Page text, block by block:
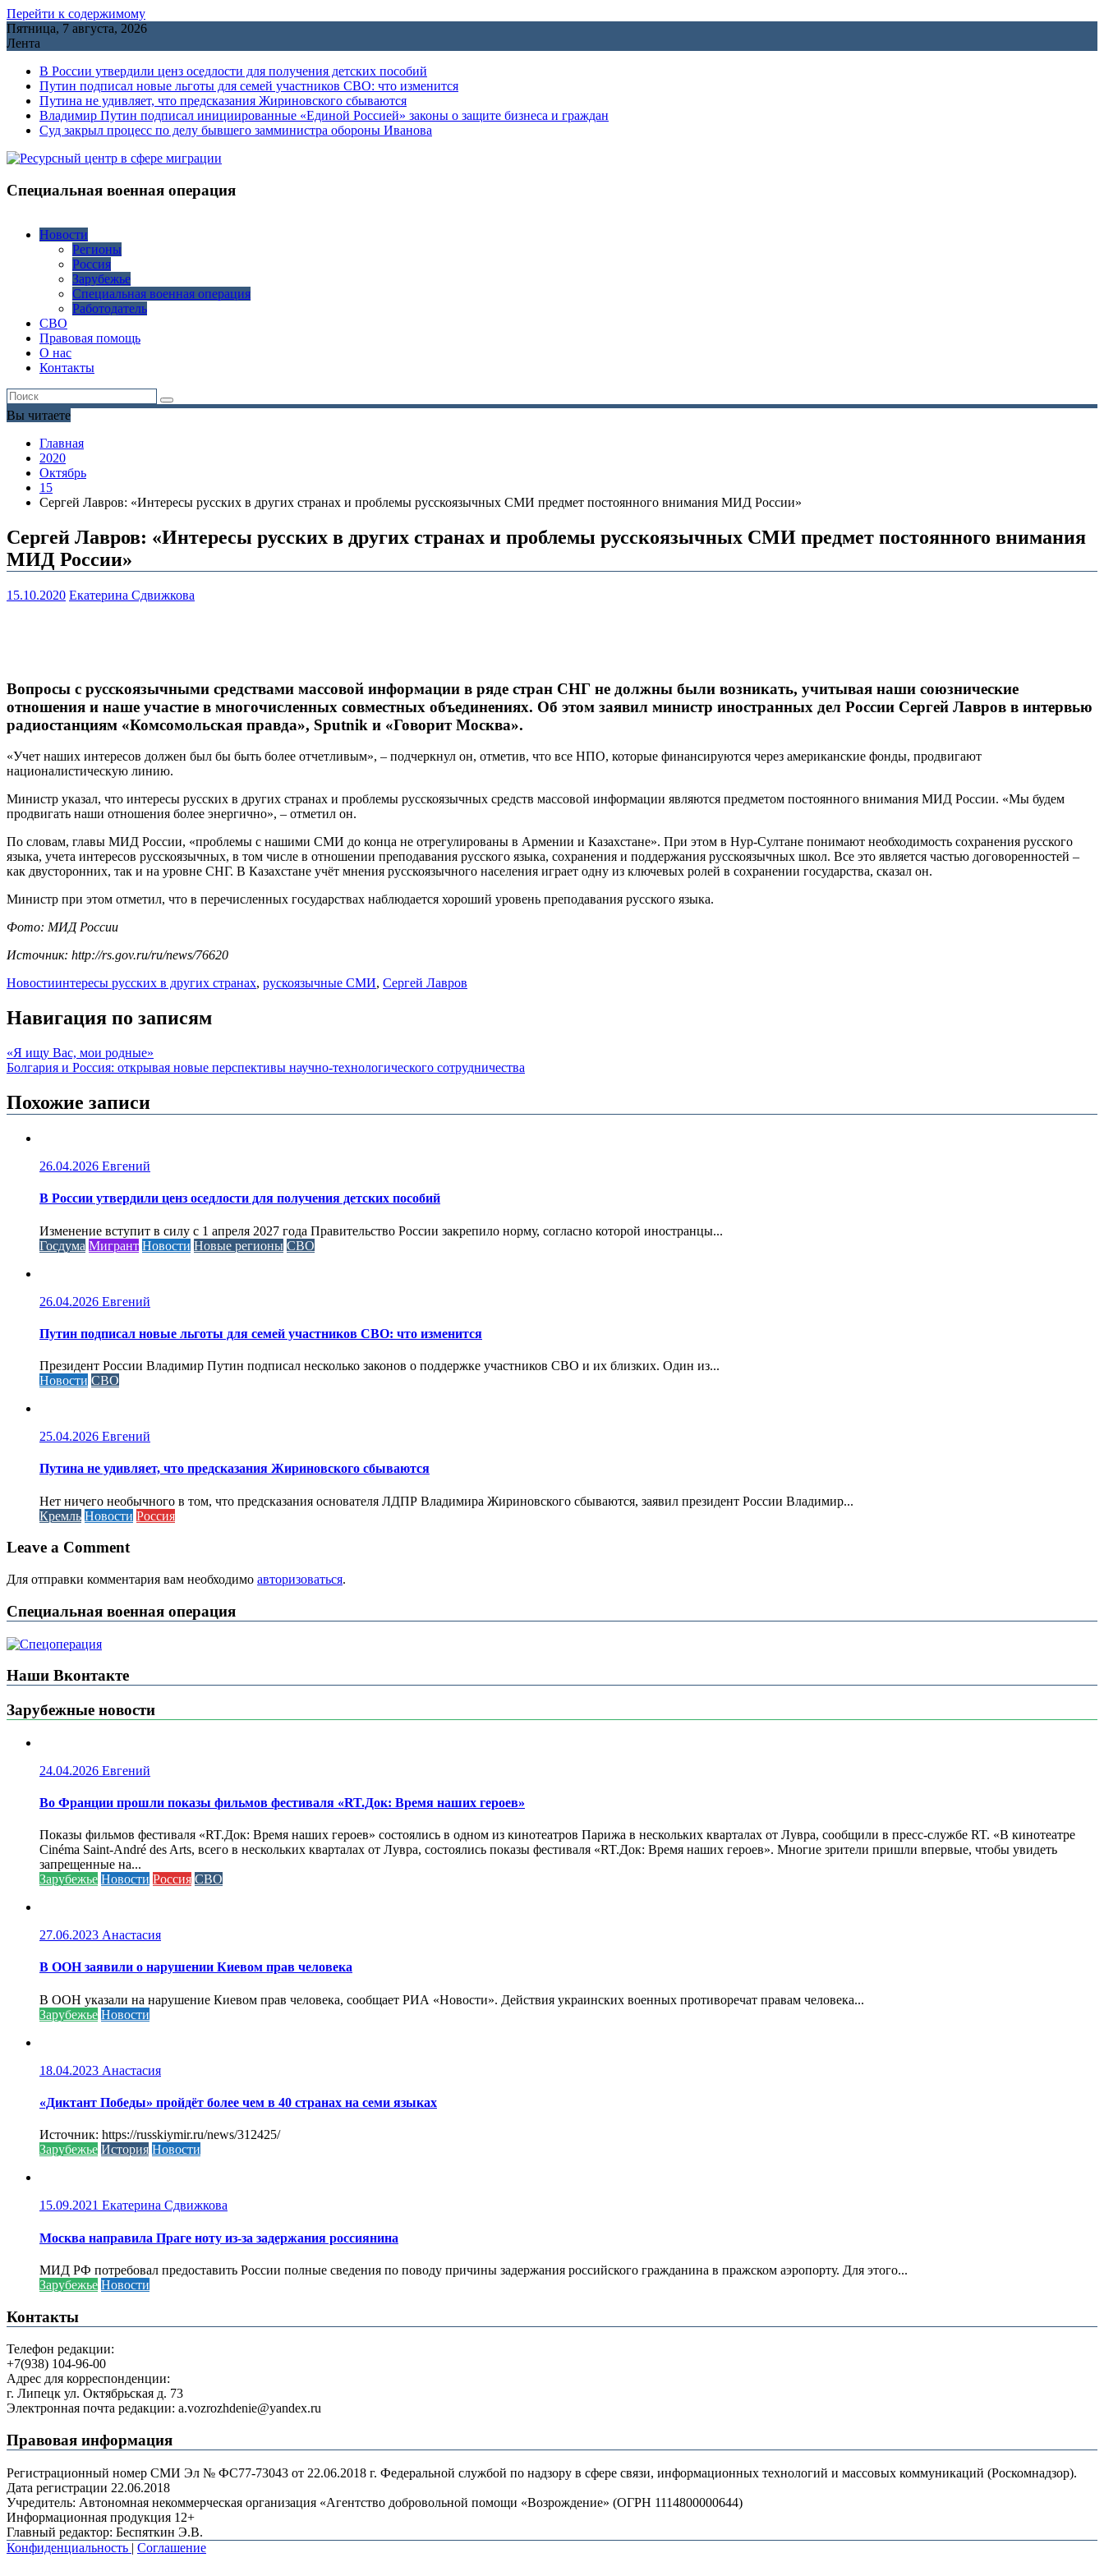
Перейти к содержимому
Пятница, 7 августа, 2026
Лента
В России утвердили ценз оседлости для получения детских пособий
Путин подписал новые льготы для семей участников СВО: что изменится
Путина не удивляет, что предсказания Жириновского сбываются
Владимир Путин подписал инициированные «Единой Россией» законы о защите бизнеса и граждан
Cуд закрыл процесс по делу бывшего замминистра обороны Иванова
Специальная военная операция
Новости
Регионы
Россия
Зарубежье
Специальная военная операция
Работодатель
СВО
Правовая помощь
О нас
Контакты
Вы читаете
Главная
2020
Октябрь
15
Сергей Лавров: «Интересы русских в других странах и проблемы русскоязычных СМИ предмет постоянного внимания МИД России»
Сергей Лавров: «Интересы русских в других странах и проблемы русскоязычных СМИ предмет постоянного внимания
МИД России»
15.10.2020 Екатерина Сдвижкова
Вопросы с русскоязычными средствами массовой информации в ряде стран СНГ не должны были возникать, учитывая наши союзнические
отношения и наше участие в многочисленных совместных объединениях. Об этом заявил министр иностранных дел России Сергей Лавров в интервью
радиостанциям «Комсомольская правда», Sputnik и «Говорит Москва».
«Учет наших интересов должен был бы быть более отчетливым», – подчеркнул он, отметив, что все НПО, которые финансируются через американские фонды, продвигают
националистическую линию.
Министр указал, что интересы русских в других странах и проблемы русскоязычных средств массовой информации являются предметом постоянного внимания МИД России. «Мы будем
продвигать наши отношения более энергично», – отметил он.
По словам, главы МИД России, «проблемы с нашими СМИ до конца не отрегулированы в Армении и Казахстане». При этом в Нур-Султане понимают необходимость сохранения русского
языка, учета интересов русскоязычных, в том числе в отношении преподавания русского языка, сохранения и поддержания русскоязычных школ. Все это является частью договоренностей –
как двусторонних, так и на уровне СНГ. В Казахстане учёт мнения русскоязычного населения играет одну из ключевых ролей в сохранении государства, сказал он.
Министр при этом отметил, что в перечисленных государствах наблюдается хороший уровень преподавания русского языка.
Фото: МИД России
Источник: http://rs.gov.ru/ru/news/76620
Новостиинтересы русских в других странах, рускоязычные СМИ, Сергей Лавров
Навигация по записям
«Я ищу Вас, мои родные»
Болгария и Россия: открывая новые перспективы научно-технологического сотрудничества
Похожие записи
26.04.2026 Евгений
В России утвердили ценз оседлости для получения детских пособий
Изменение вступит в силу с 1 апреля 2027 года Правительство России закрепило норму, согласно которой иностранцы...
Госдума Мигрант Новости Новые регионы СВО
26.04.2026 Евгений
Путин подписал новые льготы для семей участников СВО: что изменится
Президент России Владимир Путин подписал несколько законов о поддержке участников СВО и их близких. Один из...
Новости СВО
25.04.2026 Евгений
Путина не удивляет, что предсказания Жириновского сбываются
Нет ничего необычного в том, что предсказания основателя ЛДПР Владимира Жириновского сбываются, заявил президент России Владимир...
Кремль Новости Россия
Leave a Comment
Для отправки комментария вам необходимо авторизоваться.
Специальная военная операция
Наши Вконтакте
Зарубежные новости
24.04.2026 Евгений
Во Франции прошли показы фильмов фестиваля «RT.Док: Время наших героев»
Показы фильмов фестиваля «RT.Док: Время наших героев» состоялись в одном из кинотеатров Парижа в нескольких кварталах от Лувра, сообщили в пресс-службе RT. «В кинотеатре
Cinéma Saint-André des Arts, всего в нескольких кварталах от Лувра, состоялись показы фестиваля «RT.Док: Время наших героев». Многие зрители пришли впервые, чтобы увидеть
запрещенные на...
Зарубежье Новости Россия СВО
27.06.2023 Анастасия
В ООН заявили о нарушении Киевом прав человека
В ООН указали на нарушение Киевом прав человека, сообщает РИА «Новости». Действия украинских военных противоречат правам человека...
Зарубежье Новости
18.04.2023 Анастасия
«Диктант Победы» пройдёт более чем в 40 странах на семи языках
Источник: https://russkiymir.ru/news/312425/
Зарубежье История Новости
15.09.2021 Екатерина Сдвижкова
Москва направила Праге ноту из-за задержания россиянина
МИД РФ потребовал предоставить России полные сведения по поводу причины задержания российского гражданина в пражском аэропорту. Для этого...
Зарубежье Новости
Контакты
Телефон редакции:
+7(938) 104-96-00
Адрес для корреспонденции:
г. Липецк ул. Октябрьская д. 73
Электронная почта редакции: a.vozrozhdenie@yandex.ru
Правовая информация
Регистрационный номер СМИ Эл № ФС77-73043 от 22.06.2018 г. Федеральной службой по надзору в сфере связи, информационных технологий и массовых коммуникаций (Роскомнадзор).
Дата регистрации 22.06.2018
Учредитель: Автономная некоммерческая организация «Агентство добровольной помощи «Возрождение» (ОГРН 1114800000644)
Информационная продукция 12+
Главный редактор: Беспяткин Э.В.
Конфиденциальность | Соглашение